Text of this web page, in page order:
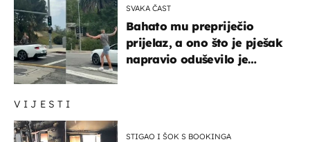
VIJESTI
STIGAO I ŠOK S BOOKINGA
SVAKA ČAST
Bahato mu prepriječio
prijelaz, a ono što je pješak
napravio oduševilo je